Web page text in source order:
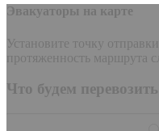
Эвакуаторы на карте
Установите точку
протяженность маршрута
Что будем